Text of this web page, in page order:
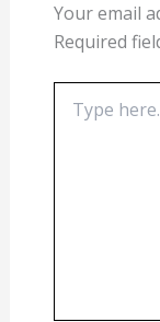
Your email
Required
here..